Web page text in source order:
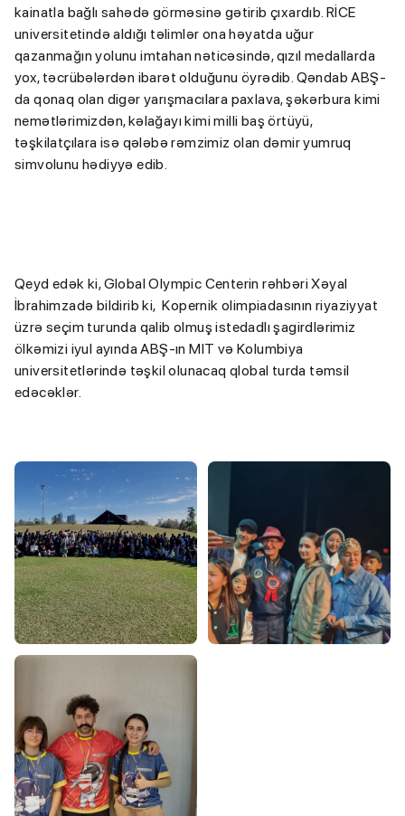
kainatla bağlı sahədə görməsinə gətirib çıxardıb. RİCE
universitetində aldığı təlimlər ona həyatda uğur
qazanmağın yolunu imtahan nəticəsində, qızıl medallarda
yox, təcrübələrdən ibarət olduğunu öyrədib. Qəndab ABŞ-
da qonaq olan digər yarışmacılara paxlava, şəkərbura kimi
nemətlərimizdən, kəlağayı kimi milli baş örtüyü,
təşkilatçılara isə qələbə rəmzimiz olan dəmir yumruq
simvolunu hədiyyə edib.
Qeyd edək ki, Global Olympic Centerin rəhbəri Xəyal
İbrahimzadə bildirib ki, Kopernik olimpiadasının riyaziyyat
üzrə seçim turunda qalib olmuş istedadlı şagirdlərimiz
ölkəmizi iyul ayında ABŞ-ın MIT və Kolumbiya
universitetlərində təşkil olunacaq qlobal turda təmsil
edəcəklər.